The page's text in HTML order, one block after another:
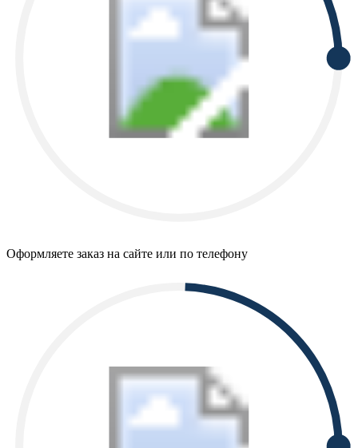
Оформляете заказ на сайте или по телефону